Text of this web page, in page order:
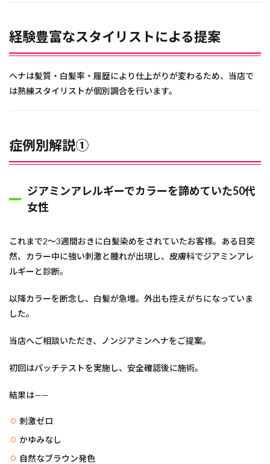
経験豊富なスタイリストによる提案
ヘナは髪質・白髪率・履歴により仕上がりが変わるため、当店で
は熟練スタイリストが個別調合を行います。
症例別解説①
ジアミンアレルギーでカラーを諦めていた50代
女性
これまで2〜3週間おきに白髪染めをされていたお客様。ある日突
然、カラー中に強い刺激と腫れが出現し、皮膚科でジアミンアレ
ルギーと診断。
以降カラーを断念し、白髪が急増。外出も控えがちになっていま
した。
当店へご相談いただき、ノンジアミンヘナをご提案。
初回はパッチテストを実施し、安全確認後に施術。
結果は——
刺激ゼロ
かゆみなし
自然なブラウン発色